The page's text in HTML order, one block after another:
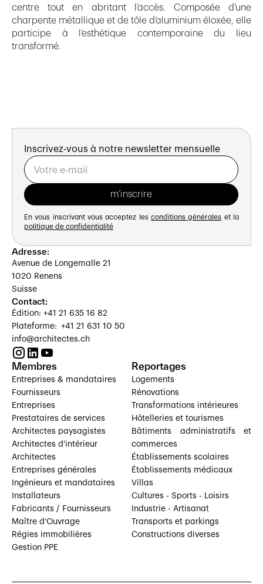
centre tout en abritant l’accès. Composée d’une
charpente métallique et de tôle d’aluminium éloxée, elle
participe à l’esthétique contemporaine du lieu
transformé.
Inscrivez-vous à notre newsletter mensuelle
En vous inscrivant vous acceptez les conditions générales et la
politique de confidentialité
Adresse:
Avenue de Longemalle 21
1020 Renens
Suisse
Contact:
Édition: +41 21 635 16 82
Plateforme: +41 21 631 10 50
info@architectes.ch
Membres
Entreprises & mandataires
Fournisseurs
Entreprises
Prestataires de services
Architectes paysagistes
Architectes d'intérieur
Architectes
Entreprises générales
Ingénieurs et mandataires
Installateurs
Fabricants / Fournisseurs
Maître d’Ouvrage
Régies immobilières
Gestion PPE
Reportages
Logements
Rénovations
Transformations intérieures
Hôtelleries et tourismes
Bâtiments administratifs et
commerces
Établissements scolaires
Établissements médicaux
Villas
Cultures - Sports - Loisirs
Industrie - Artisanat
Transports et parkings
Constructions diverses